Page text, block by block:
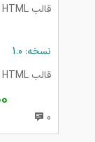
قالب HTML محصولات غذایی Foodily
نسخه: 1.0
0